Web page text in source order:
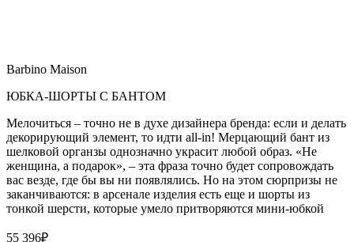
Barbino Maison
ЮБКА-ШОРТЫ С БАНТОМ
Мелочиться – точно не в духе дизайнера бренда: если и делать
декорирующий элемент, то идти all-in! Мерцающий бант из
шелковой органзы однозначно украсит любой образ. «Не
женщина, а подарок», – эта фраза точно будет сопровождать
вас везде, где бы вы ни появлялись. Но на этом сюрпризы не
заканчиваются: в арсенале изделия есть еще и шорты из
тонкой шерсти, которые умело притворяются мини-юбкой
55 396₽